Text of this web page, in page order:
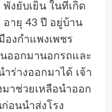
งยับเยิน ในที่เกิด
ายุ 43 ปี อยู่บ้าน
องกำแพงเพชร
ออกมานอกรถและ
ร่างออกมาได้ เจ้า
าช่วยเหลือนำออก
อนนำส่งโรง